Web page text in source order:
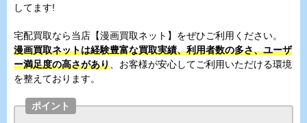
してます!
宅配買取なら当店【漫画買取ネット】をぜひご利用ください。
漫画買取ネットは経験豊富な買取実績、利用者数の多さ、ユーザ
ー満足度の高さがあり、お客様が安心してご利用いただける環境
を整えております。
ポイント